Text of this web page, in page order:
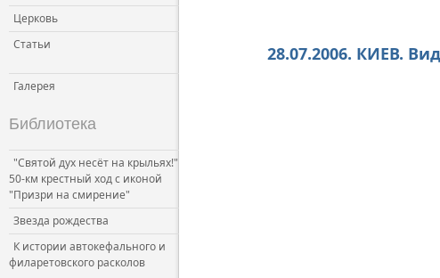
Церковь
Статьи
Галерея
Библиотека
"Святой дух несёт на крыльях!"
50-км крестный ход с иконой
"Призри на смирение"
Звезда рождества
К истории автокефального и
филаретовского расколов
28.07.2006. КИЕВ.